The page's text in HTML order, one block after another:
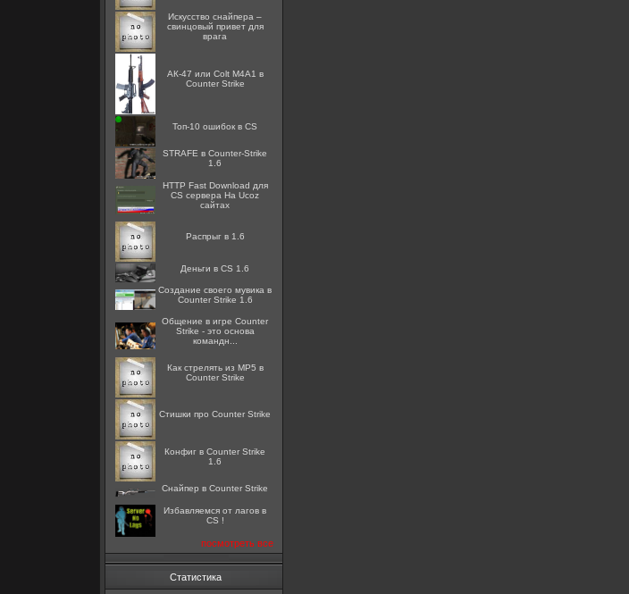
Искусство снайпера –
свинцовый привет для
врага
АК-47 или Colt M4A1 в
Counter Strike
Топ-10 ошибок в CS
STRAFE в Counter-Strike
1.6
HTTP Fast Download для
CS сервера На Ucoz
сайтах
Распрыг в 1.6
Деньги в CS 1.6
Создание своего мувика в
Counter Strike 1.6
Общение в игре Counter
Strike - это основа
командн...
Как стрелять из MP5 в
Counter Strike
Стишки про Counter Strike
Конфиг в Counter Strike
1.6
Снайпер в Counter Strike
Избавляемся от лагов в
CS !
посмотреть все
Статистика